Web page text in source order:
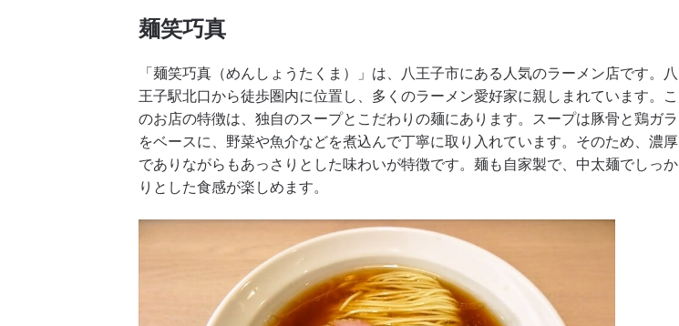
麺笑巧真
「麺笑巧真（めんしょうたくま）」は、八王子市にある人気のラーメン店です。八
王子駅北口から徒歩圏内に位置し、多くのラーメン愛好家に親しまれています。こ
のお店の特徴は、独自のスープとこだわりの麺にあります。スープは豚骨と鶏ガラ
をベースに、野菜や魚介などを煮込んで丁寧に取り入れています。そのため、濃厚
でありながらもあっさりとした味わいが特徴です。麺も自家製で、中太麺でしっか
りとした食感が楽しめます。